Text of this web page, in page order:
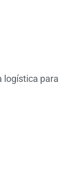
logística para